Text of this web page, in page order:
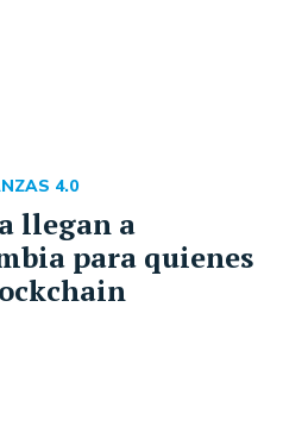
llegan a
para quienes
4.0